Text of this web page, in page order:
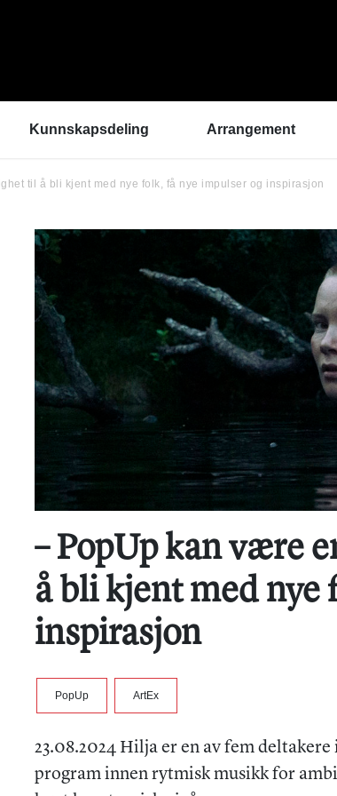
Kunnskapsdeling
Kunnskapsbank
Se en gang til - bedre
rekrutteringsprosesser
Klangbunn – verktøy
prestasjonsmiljøer
Podkast
Helsetilbudet
Sammen om like muligheter
Arrangement
ArtEx Fagsamlinger
til å bli kjent med nye folk, få nye impulser og inspirasjon
– PopUp kan være
å bli kjent med nye
inspirasjon
PopUp ArtEx
23.08.2024 Hilja er en av fem
program innen rytmisk musikk for